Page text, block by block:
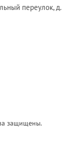
переулок, д.
защищены.